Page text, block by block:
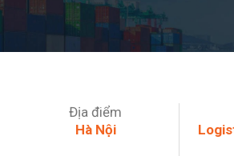
Địa điểm
Hà Nội